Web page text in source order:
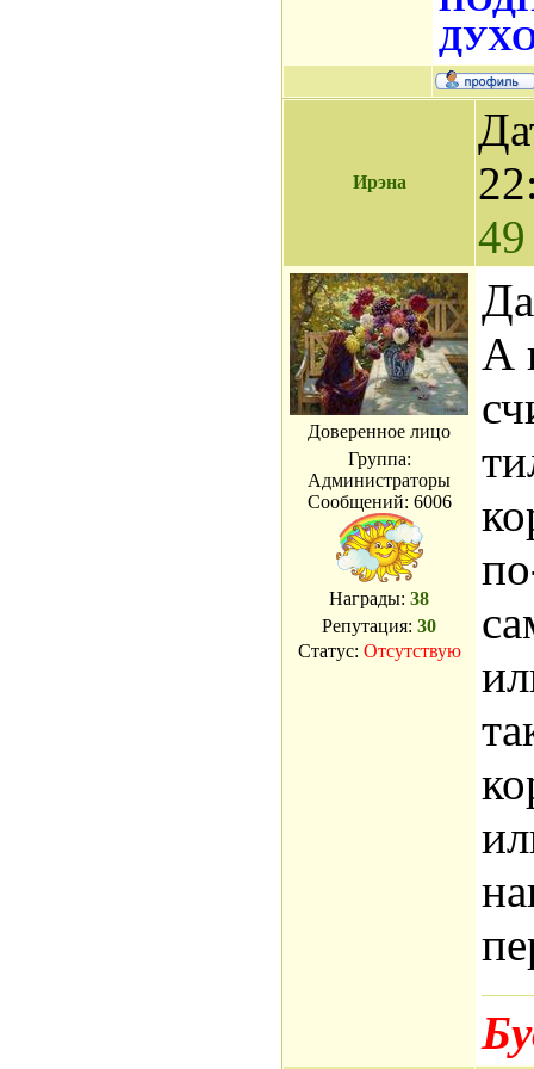
Ирэна
49
Доверенное лицо
Группа:
Администраторы
Сообщений: 6006
Награды: 38
Репутация: 30
Статус: Отсутствую
А